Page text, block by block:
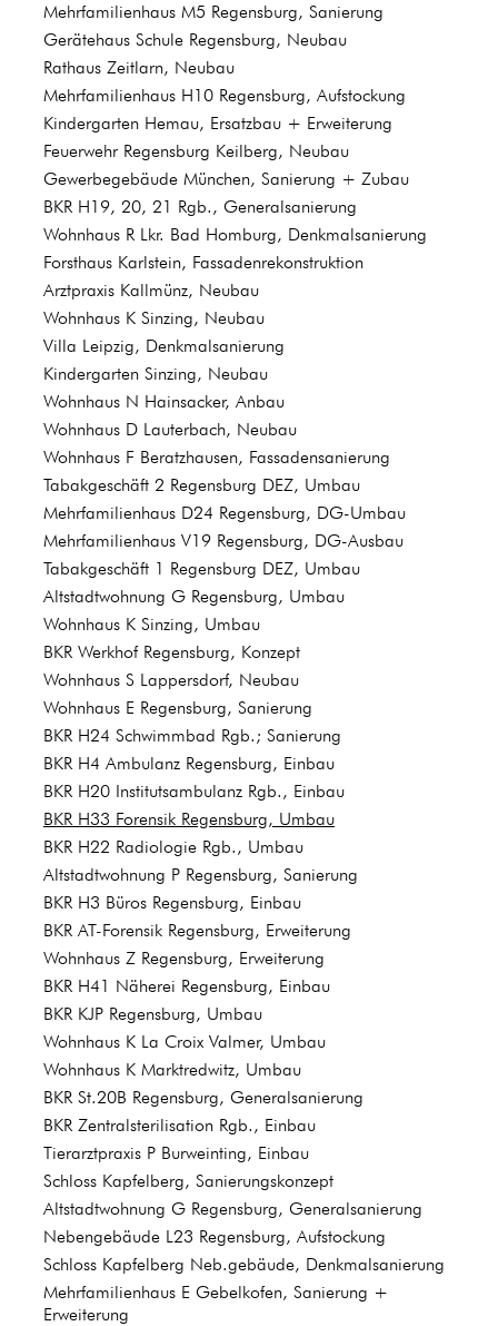
Mehrfamilienhaus M5 Regensburg, Sanierung
Gerätehaus Schule Regensburg, Neubau
Rathaus Zeitlarn, Neubau
Mehrfamilienhaus H10 Regensburg, Aufstockung
Kindergarten Hemau, Ersatzbau + Erweiterung
Feuerwehr Regensburg Keilberg, Neubau
Gewerbegebäude München, Sanierung + Zubau
BKR H19, 20, 21 Rgb., Generalsanierung
Wohnhaus R Lkr. Bad Homburg, Denkmalsanierung
Forsthaus Karlstein, Fassadenrekonstruktion
Arztpraxis Kallmünz, Neubau
Wohnhaus K Sinzing, Neubau
Villa Leipzig, Denkmalsanierung
Kindergarten Sinzing, Neubau
Wohnhaus N Hainsacker, Anbau
Wohnhaus D Lauterbach, Neubau
Wohnhaus F Beratzhausen, Fassadensanierung
Tabakgeschäft 2 Regensburg DEZ, Umbau
Mehrfamilienhaus D24 Regensburg, DG-Umbau
Mehrfamilienhaus V19 Regensburg, DG-Ausbau
Tabakgeschäft 1 Regensburg DEZ, Umbau
Altstadtwohnung G Regensburg, Umbau
Wohnhaus K Sinzing, Umbau
BKR Werkhof Regensburg, Konzept
Wohnhaus S Lappersdorf, Neubau
Wohnhaus E Regensburg, Sanierung
BKR H24 Schwimmbad Rgb.; Sanierung
BKR H4 Ambulanz Regensburg, Einbau
BKR H20 Institutsambulanz Rgb., Einbau
BKR H33 Forensik Regensburg, Umbau
BKR H22 Radiologie Rgb., Umbau
Altstadtwohnung P Regensburg, Sanierung
BKR H3 Büros Regensburg, Einbau
BKR AT-Forensik Regensburg, Erweiterung
Wohnhaus Z Regensburg, Erweiterung
BKR H41 Näherei Regensburg, Einbau
BKR KJP Regensburg, Umbau
Wohnhaus K La Croix Valmer, Umbau
Wohnhaus K Marktredwitz, Umbau
BKR St.20B Regensburg, Generalsanierung
BKR Zentralsterilisation Rgb., Einbau
Tierarztpraxis P Burweinting, Einbau
Schloss Kapfelberg, Sanierungskonzept
Altstadtwohnung G Regensburg, Generalsanierung
Nebengebäude L23 Regensburg, Aufstockung
Schloss Kapfelberg Neb.gebäude, Denkmalsanierung
Mehrfamilienhaus E Gebelkofen, Sanierung +
Erweiterung